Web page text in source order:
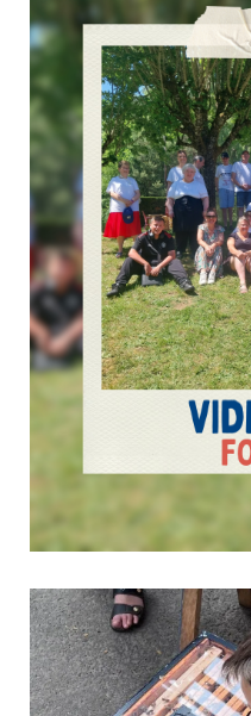
En début d’année, l’Adapei
en mouvement.Depuis, le
des échanges, des choix,
émerger un nouveau cap,
encore plus...
Retour en images sur «
16 juin 2026 Culture & Loisirs
Le 24 mai dernier, l’EANM
Vide ton Foyer », une
exposants, visiteurs,